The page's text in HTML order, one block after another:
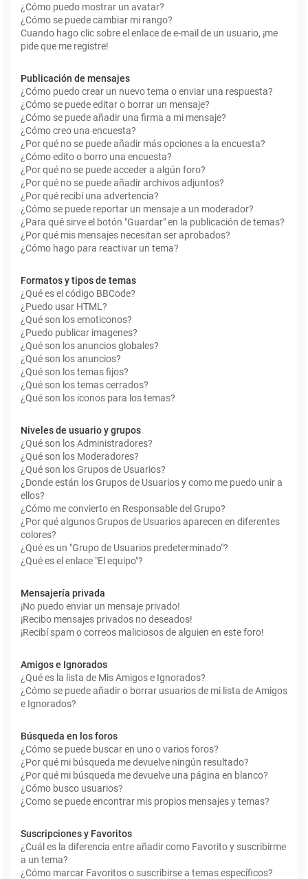
¿Cómo puedo mostrar un avatar?
¿Cómo se puede cambiar mi rango?
Cuando hago clic sobre el enlace de e-mail de un usuario, ¡me
pide que me registre!
Publicación de mensajes
¿Cómo puedo crear un nuevo tema o enviar una respuesta?
¿Cómo se puede editar o borrar un mensaje?
¿Cómo se puede añadir una firma a mi mensaje?
¿Cómo creo una encuesta?
¿Por qué no se puede añadir más opciones a la encuesta?
¿Cómo edito o borro una encuesta?
¿Por qué no se puede acceder a algún foro?
¿Por qué no se puede añadir archivos adjuntos?
¿Por qué recibí una advertencia?
¿Cómo se puede reportar un mensaje a un moderador?
¿Para qué sirve el botón "Guardar" en la publicación de temas?
¿Por qué mis mensajes necesitan ser aprobados?
¿Cómo hago para reactivar un tema?
Formatos y tipos de temas
¿Qué es el código BBCode?
¿Puedo usar HTML?
¿Qué son los emoticonos?
¿Puedo publicar imagenes?
¿Qué son los anuncios globales?
¿Qué son los anuncios?
¿Qué son los temas fijos?
¿Qué son los temas cerrados?
¿Qué son los iconos para los temas?
Niveles de usuario y grupos
¿Qué son los Administradores?
¿Qué son los Moderadores?
¿Qué son los Grupos de Usuarios?
¿Donde están los Grupos de Usuarios y como me puedo unir a
ellos?
¿Cómo me convierto en Responsable del Grupo?
¿Por qué algunos Grupos de Usuarios aparecen en diferentes
colores?
¿Qué es un "Grupo de Usuarios predeterminado"?
¿Qué es el enlace "El equipo"?
Mensajería privada
¡No puedo enviar un mensaje privado!
¡Recibo mensajes privados no deseados!
¡Recibí spam o correos maliciosos de alguien en este foro!
Amigos e Ignorados
¿Qué es la lista de Mis Amigos e Ignorados?
¿Cómo se puede añadir o borrar usuarios de mi lista de Amigos
e Ignorados?
Búsqueda en los foros
¿Cómo se puede buscar en uno o varios foros?
¿Por qué mi búsqueda me devuelve ningún resultado?
¿Por qué mi búsqueda me devuelve una página en blanco?
¿Cómo busco usuarios?
¿Como se puede encontrar mis propios mensajes y temas?
Suscripciones y Favoritos
¿Cuál es la diferencia entre añadir como Favorito y suscribirme
a un tema?
¿Cómo marcar Favoritos o suscribirse a temas específicos?